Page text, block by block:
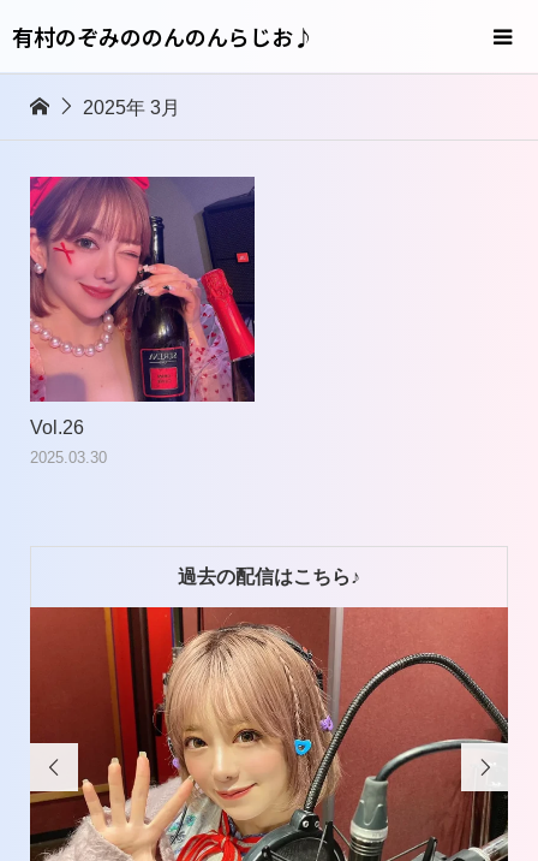
有村のぞみののんのんらじお♪
2025年 3月
Vol.26
2025.03.30
過去の配信はこちら♪
 